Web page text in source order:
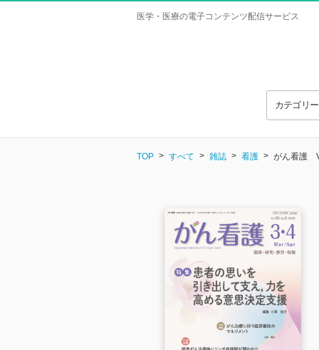
医学・医療の電子コンテンツ配信サービス
カテゴリ
TOP すべて 雑誌 看護 がん看護